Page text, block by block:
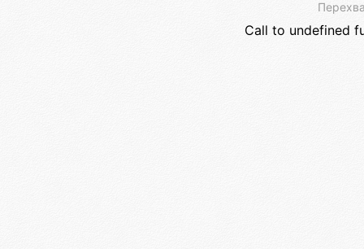
Call to undefined